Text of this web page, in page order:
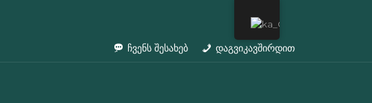
ჩვენს შესახებ დაგვიკავშირდით